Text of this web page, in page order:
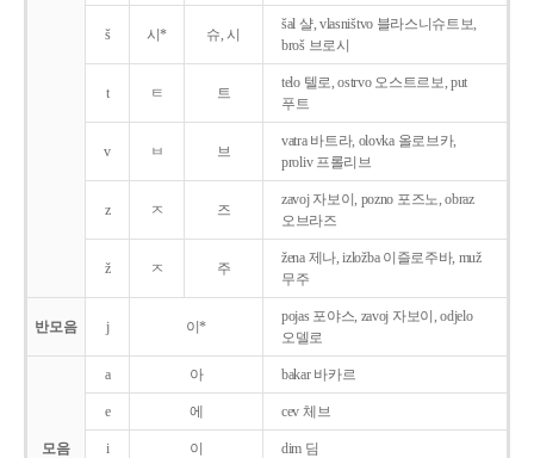
š 시* 슈, 시
šal 샬, vlasništvo 블라스니슈트보,
broš 브로시
t ㅌ 트
telo 텔로, ostrvo 오스트르보, put
푸트
v ㅂ 브
vatra 바트라, olovka 올로브카,
proliv 프롤리브
z ㅈ 즈
zavoj 자보이, pozno 포즈노, obraz
오브라즈
ž ㅈ 주
žena 제나, izložba 이즐로주바, muž
무주
반모음 j 이*
pojas 포야스, zavoj 자보이, odjelo
오델로
모음
a 아 bakar 바카르
e 에 cev 체브
i 이 dim 딤